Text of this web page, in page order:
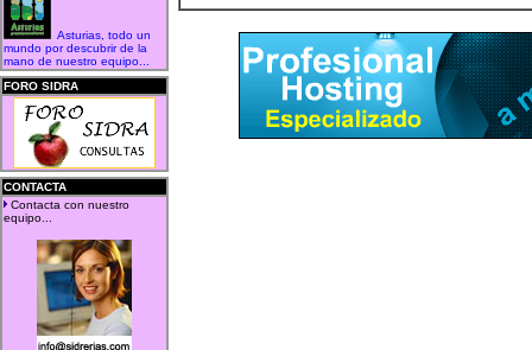
Asturias, todo un
mundo por descubrir de la
mano de nuestro equipo...
FORO SIDRA
CONTACTA
Contacta con nuestro
equipo...